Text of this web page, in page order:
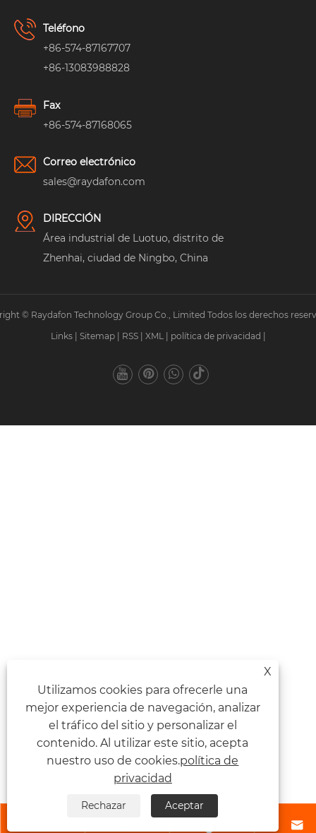
Teléfono
+86-574-87167707
+86-13083988828
Fax
+86-574-87168065
Correo electrónico
sales@raydafon.com
DIRECCIÓN
Área industrial de Luotuo, distrito de
Zhenhai, ciudad de Ningbo, China
© Raydafon Technology Group Co., Limited Todos los derechos
Links | Sitemap | RSS | XML | política de privacidad |

X
Utilizamos cookies para ofrecerle una
mejor experiencia de navegación, analizar
el tráfico del sitio y personalizar el
contenido. Al utilizar este sitio, acepta
nuestro uso de cookies.política de
privacidad
Rechazar Aceptar